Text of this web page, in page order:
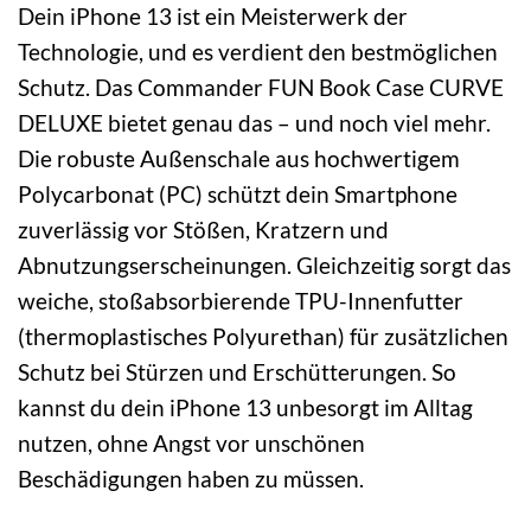
Dein iPhone 13 ist ein Meisterwerk der
Technologie, und es verdient den bestmöglichen
Schutz. Das Commander FUN Book Case CURVE
DELUXE bietet genau das – und noch viel mehr.
Die robuste Außenschale aus hochwertigem
Polycarbonat (PC) schützt dein Smartphone
zuverlässig vor Stößen, Kratzern und
Abnutzungserscheinungen. Gleichzeitig sorgt das
weiche, stoßabsorbierende TPU-Innenfutter
(thermoplastisches Polyurethan) für zusätzlichen
Schutz bei Stürzen und Erschütterungen. So
kannst du dein iPhone 13 unbesorgt im Alltag
nutzen, ohne Angst vor unschönen
Beschädigungen haben zu müssen.